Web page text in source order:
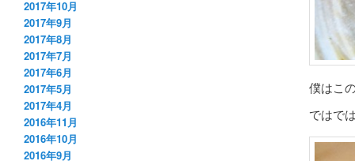
僕はこ
ではで
2017年10月
2017年9月
2017年8月
2017年7月
2017年6月
2017年5月
2017年4月
2016年11月
2016年10月
2016年9月